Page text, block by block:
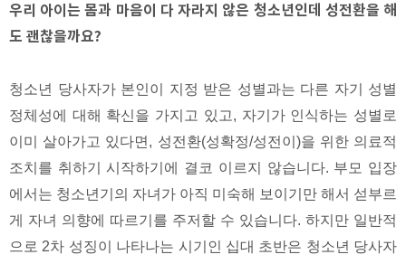
우리 아이는 몸과 마음이 다 자라지 않은 청소년인데 성전환을 해
도 괜찮을까요?
청소년 당사자가 본인이 지정 받은 성별과는 다른 자기 성별
정체성에 대해 확신을 가지고 있고, 자기가 인식하는 성별로
이미 살아가고 있다면, 성전환(성확정/성전이)을 위한 의료적
조치를 취하기 시작하기에 결코 이르지 않습니다. 부모 입장
에서는 청소년기의 자녀가 아직 미숙해 보이기만 해서 섣부르
게 자녀 의향에 따르기를 주저할 수 있습니다. 하지만 일반적
으로 2차 성징이 나타나는 시기인 십대 초반은 청소년 당사자